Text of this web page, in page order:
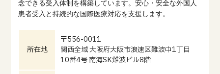
念できる受入体制を構築しています。安心・安全な外国人
患者受入と持続的な国際医療対応を支援します。
所在地
〒556-0011
関西全域 大阪府大阪市浪速区難波中1丁目
10番4号 南海SK難波ビル8階